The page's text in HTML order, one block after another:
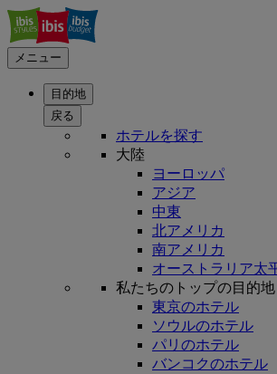
メニュー
目的地
戻る
ホテルを探す
大陸
ヨーロッパ
アジア
中東
北アメリカ
南アメリカ
オーストラリア太
私たちのトップの目的地
東京のホテル
ソウルのホテル
パリのホテル
バンコクのホテル